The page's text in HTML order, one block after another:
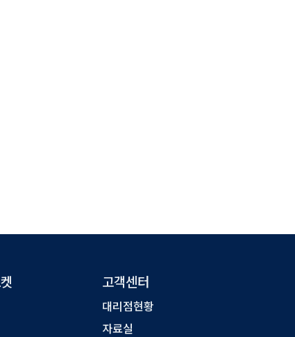
고객센터
대리점현황
자료실